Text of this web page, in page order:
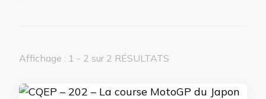
Affichage : 1 - 2 sur 2 RÉSULTATS